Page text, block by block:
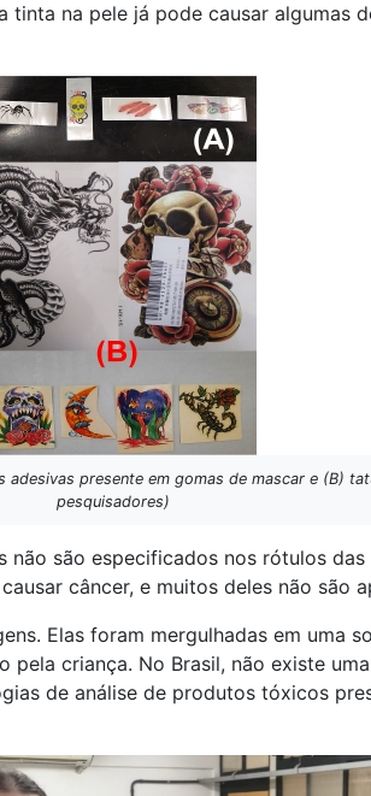
na pele já pode causar algumas
presente em gomas de mascar e (B)
pesquisadores)
são especificados nos rótulos
câncer, e muitos deles não são
Elas foram mergulhadas em uma
criança. No Brasil, não existe
de análise de produtos tóxicos